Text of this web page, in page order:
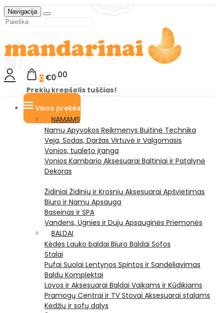
Navigacija
0 €0 00
Prekių krepšelis tuščias!
Visos prekės
NAMAMS
Namų Apyvokos Reikmenys Buitinė Technika
Veja, Sodas, Daržas Virtuvė ir Valgomasis
Vonios, tualeto įranga
Vonios Kambario Aksesuarai Baltiniai ir Patalynė
Dekoras
Židiniai Židinių ir Krosnių Aksesuarai Apšvietimas
Biuro ir Namų Apsauga
Baseinas ir SPA
Vandens, Ugnies ir Dujų Apsauginės Priemonės
BALDAI
Kėdės Lauko baldai Biuro Baldai Sofos
Stalai
Pufai Suolai Lentynos Spintos ir Sandėliavimas
Baldų Komplektai
Lovos ir Aksesuarai Baldai Vaikams ir Kūdikiams
Pramogų Centrai ir TV Stovai Aksesuarai stalams
Kėdžių ir sofų dalys